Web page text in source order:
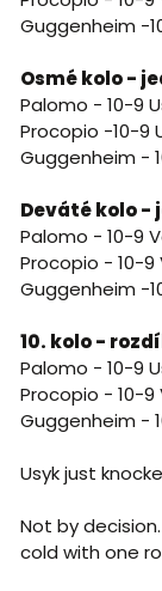
Guggenheim -
Osmé kolo -
Palomo - 10-9
Procopio -10-9
Guggenheim -
Deváté kolo -
Palomo - 10-9
Procopio - 10-9
Guggenheim -
10. kolo -
Palomo - 10-9
Procopio - 10-9
Guggenheim -
Usyk just
Not by
cold with one